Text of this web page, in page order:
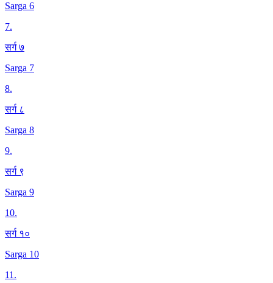
Sarga 6
7.
सर्ग ७
Sarga 7
8.
सर्ग ८
Sarga 8
9.
सर्ग ९
Sarga 9
10.
सर्ग १०
Sarga 10
11.